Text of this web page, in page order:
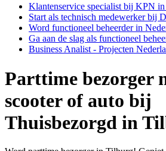
Klantenservice specialist bij KPN
Start als technisch medewerker bij
Word functioneel beheerder in
Ga aan de slag als functioneel
Business Analist - Projecten
Parttime bezorger
scooter of auto bij
Thuisbezorgd in